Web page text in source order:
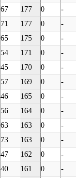
67 177 0 -
71 177 0 -
65 175 0 -
54 171 0 -
45 170 0 -
57 169 0 -
46 165 0 -
56 164 0 -
63 163 0 -
73 163 0 -
47 162 0 -
40 161 0 -